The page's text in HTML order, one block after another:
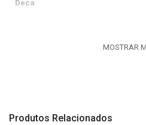
Deca
www.deca.com.br e procure pelo
MOSTRAR
Produtos Relacionados